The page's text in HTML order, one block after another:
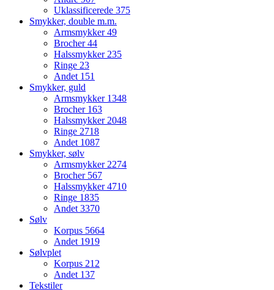
Uklassificerede 375
Smykker, double m.m.
Armsmykker49
Brocher44
Halssmykker 235
Ringe 23
Andet 151
Smykker, guld
Armsmykker 1348
Brocher 163
Halssmykker 2048
Ringe 2718
Andet 1087
Smykker, sølv
Armsmykker 2274
Brocher 567
Halssmykker4710
Ringe 1835
Andet 3370
Sølv
Korpus 5664
Andet 1919
Sølvplet
Korpus 212
Andet 137
Tekstiler